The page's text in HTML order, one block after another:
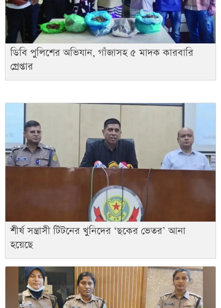
ডিবি পুলিশের অভিযান, গাঁজাসহ ৫ মাদক কারবারি
গ্রেপ্তার
শীর্ষ সন্ত্রাসী টিটনের খুনিদের ‘ছকের ভেতর’ আনা
হয়েছে